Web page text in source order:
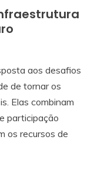
aos desafios
de tornar os
Elas combinam
participação
os recursos de